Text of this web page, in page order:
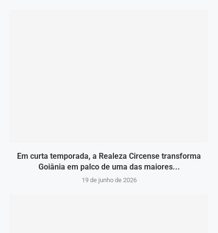
Em curta temporada, a Realeza Circense transforma
Goiânia em palco de uma das maiores...
19 de junho de 2026